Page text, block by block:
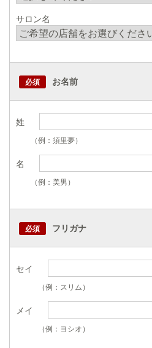
サロン名
必須 お名前
姓
（例：須里夢）
名
（例：美男）
必須 フリガナ
セイ
（例：スリム）
メイ
（例：ヨシオ）